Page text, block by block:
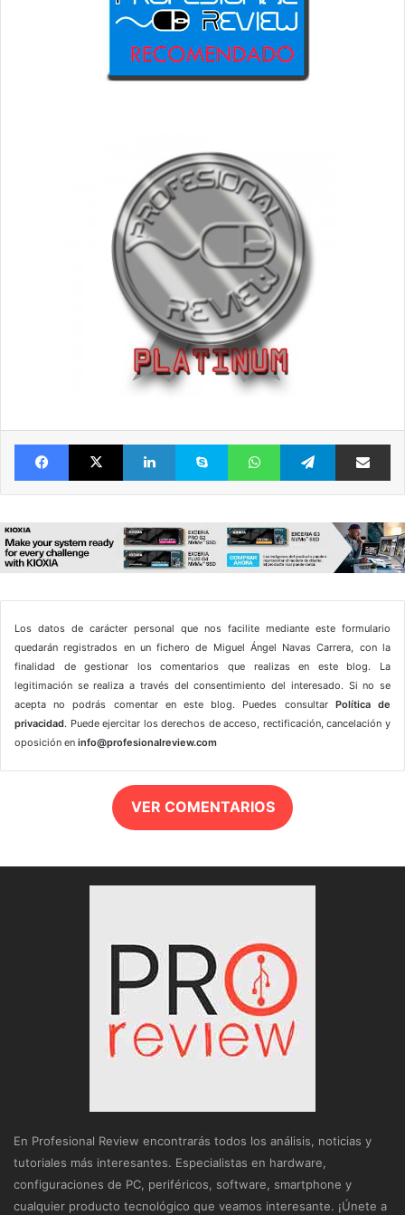
FacebookX LinkedIn Skype WhatsAppTelegram
Los datos de carácter personal que nos facilite mediante este formulario
quedarán registrados en un fichero de Miguel Ángel Navas Carrera, con la
finalidad de gestionar los comentarios que realizas en este blog. La
legitimación se realiza a través del consentimiento del interesado. Si no se
acepta no podrás comentar en este blog. Puedes consultar Política de
privacidad. Puede ejercitar los derechos de acceso, rectificación, cancelación y
oposición en info@profesionalreview.com
VER COMENTARIOS
En Profesional Review encontrarás todos los análisis, noticias y
tutoriales más interesantes. Especialistas en hardware,
configuraciones de PC, periféricos, software, smartphone y
cualquier producto tecnológico que veamos interesante. ¡Únete a